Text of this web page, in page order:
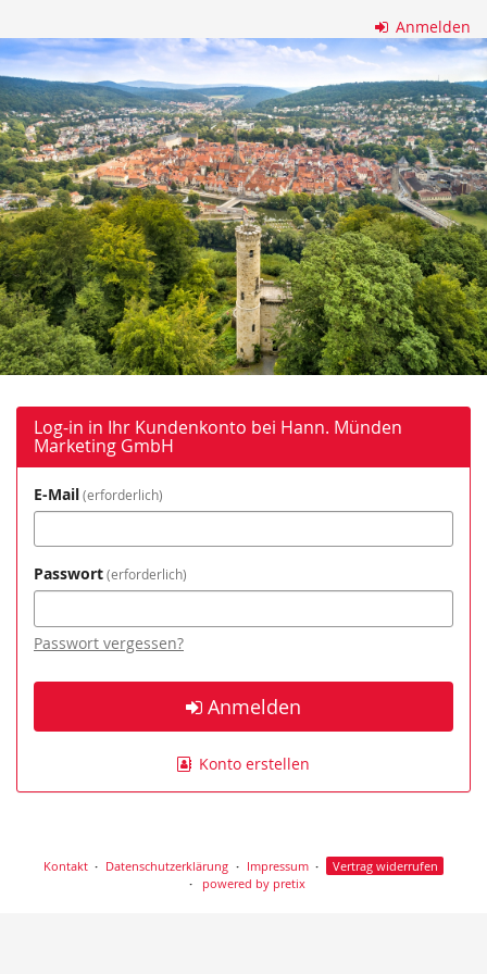
Haupt-
Inhalt
springen
Anmelden
Hann.
Münden
Marketing
GmbH
Log-in in Ihr Kundenkonto bei Hann. Münden
Marketing GmbH
E-Mail erforderlich
Passwort erforderlich
Passwort vergessen?
Anmelden
Konto erstellen
Kontakt Datenschutzerklärung Impressum
Vertrag widerrufen
powered by pretix